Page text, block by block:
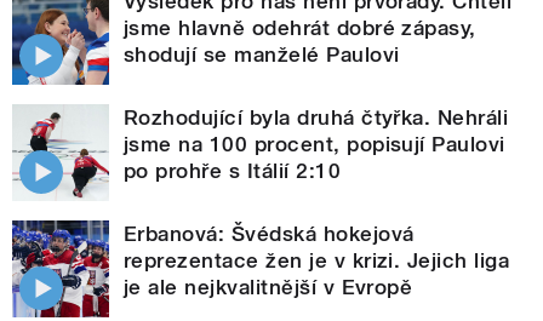
jsme hlavně odehrát dobré zápasy,
shodují se manželé Paulovi
Rozhodující byla druhá čtyřka. Nehráli
jsme na 100 procent, popisují Paulovi
po prohře s Itálií 2:10
Erbanová: Švédská hokejová
reprezentace žen je v krizi. Jejich liga
je ale nejkvalitnější v Evropě